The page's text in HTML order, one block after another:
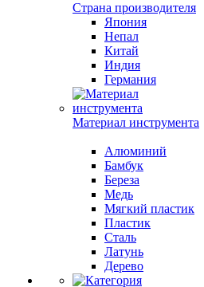
Страна производителя
Япония
Непал
Китай
Индия
Германия
Материал инструмента
Алюминий
Бамбук
Береза
Медь
Мягкий пластик
Пластик
Сталь
Латунь
Дерево